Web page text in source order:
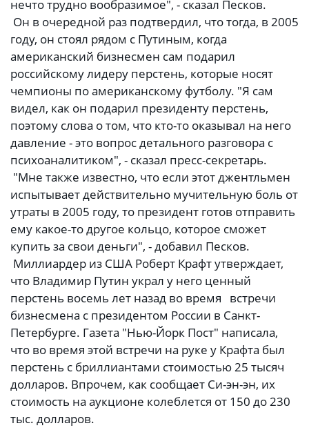
нечто трудно вообразимое", - сказал Песков.
Он в очередной раз подтвердил, что тогда, в 2005
году, он стоял рядом с Путиным, когда
американский бизнесмен сам подарил
российскому лидеру перстень, которые носят
чемпионы по американскому футболу. "Я сам
видел, как он подарил президенту перстень,
поэтому слова о том, что кто-то оказывал на него
давление - это вопрос детального разговора с
психоаналитиком", - сказал пресс-секретарь.
"Мне также известно, что если этот джентльмен
испытывает действительно мучительную боль от
утраты в 2005 году, то президент готов отправить
ему какое-то другое кольцо, которое сможет
купить за свои деньги", - добавил Песков.
Миллиардер из США Роберт Крафт утверждает,
что Владимир Путин украл у него ценный
перстень восемь лет назад во время встречи
бизнесмена с президентом России в Санкт-
Петербурге. Газета "Нью-Йорк Пост" написала,
что во время этой встречи на руке у Крафта был
перстень с бриллиантами стоимостью 25 тысяч
долларов. Впрочем, как сообщает Си-эн-эн, их
стоимость на аукционе колеблется от 150 до 230
тыс. долларов.